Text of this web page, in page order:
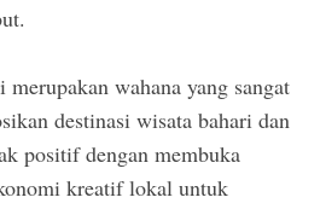
wahana yang sangat
destinasi wisata bahari dan
positif dengan membuka
kreatif lokal untuk